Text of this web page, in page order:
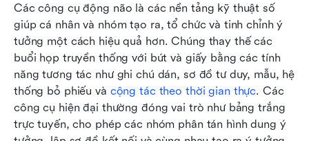
Các công cụ động não là các nền tảng kỹ thuật số
giúp cá nhân và nhóm tạo ra, tổ chức và tinh chỉnh ý
tưởng một cách hiệu quả hơn. Chúng thay thế các
buổi họp truyền thống với bút và giấy bằng các tính
năng tương tác như ghi chú dán, sơ đồ tư duy, mẫu, hệ
thống bỏ phiếu và cộng tác theo thời gian thực. Các
công cụ hiện đại thường đóng vai trò như bảng trắng
trực tuyến, cho phép các nhóm phân tán hình dung ý